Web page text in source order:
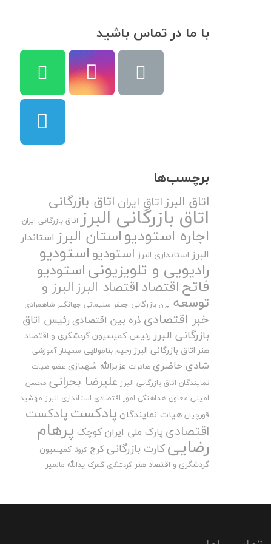
با ما در تماس باشید
برچسب‌ها
اتاق البرزاتاق ایران اتاق بازرگانی
اتاق بازرگانی البرز اتاق بازرگانی ایران
اجاره استودیواستان البرز استاندار
البرز استانداری البرز استودیواستودیو
رادیویی و تلویزیونیاستودیو
فاتحاقتصاداقتصاد البرزالبرز و
توسعه ایران بازرگانی جعفر سلیمانی جهانگیر شاهمرادی
خبر اقتصادی ذره بین اقتصادی رئیس اتاق
بازرگانی البرز رئیس کمیسیون گردشگری و اقتصاد
هنر اتاق بازرگانی البرز رحیم بنامولایی سمینار آموزشی
شادی حاضری صادرات عزیزالله شهبازی عضو هیات
نمایندگان اتاق بازرگانی البرز علیرضا بحرانی محسن
امینی معاون هماهنگی امور اقتصادی استانداری البرز مهشید
قورچیان هیات نمایندگان پادکستپادکست
اقتصادی پارک ملی ایران کوچک پرهام
رضاییکارت بازرگانیکرج کرونا کمیسیون
گردشگری و اقتصاد هنر گردشگری گمرک یدالله مالمیر